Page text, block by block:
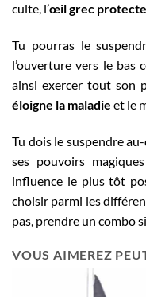
culte, l’œil grec
Tu pourras le
l’ouverture vers le
ainsi exercer tout son
éloigne la maladie et le
Tu dois le suspendre
ses pouvoirs
influence le plus tôt
choisir parmi les
pas, prendre un combo
VOUS AIMEREZ